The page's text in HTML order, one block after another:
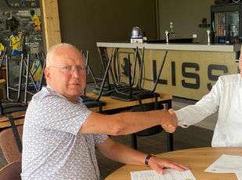
Webshop
Nieuws
Vacatures
Join FC Lisse
Aanmelden voor proeftraining
Lid worden van FC Lisse
Word vrijwilliger